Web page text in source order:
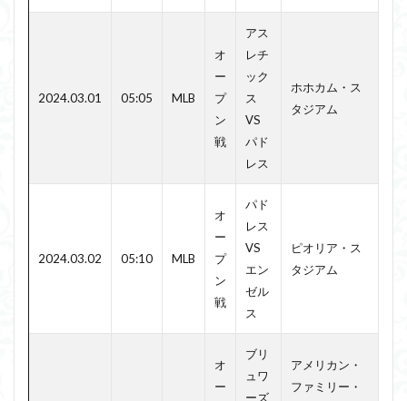
2024.03.01 05:05 MLB
オ
ー
プ
ン
戦
アス
レチ
ック
ス
VS
パド
レス
ホホカム・ス
タジアム
2024.03.02 05:10 MLB
オ
ー
プ
ン
戦
パド
レス
VS
エン
ゼル
ス
ピオリア・ス
タジアム
オ
ー
ブリ
ュワ
ーズ
アメリカン・
ファミリー・